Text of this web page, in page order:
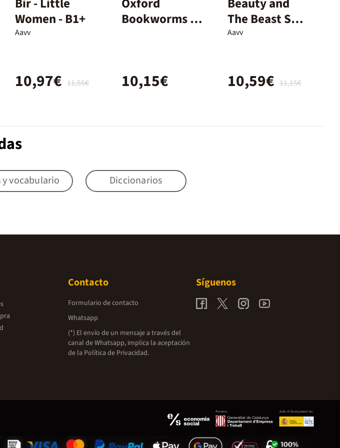
Women - B1+
Aavv
11,55€
10,97€
Bookworms 3.
10,15€
The Beast Set
CD
Aavv
11,15€
10,59€
vocabulario Diccionarios
Contacto
Formulario de contacto
Whatsapp
(*) El envío de un mensaje a través del
canal de Whatsapp, implica la aceptación
de la Política de Privacidad.
Síguenos
Promou: Amb el finançament de: